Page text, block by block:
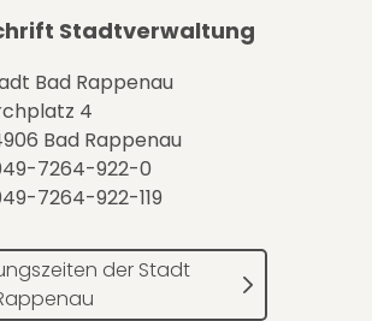
Stadtverwaltung
Bad Rappenau
4
Bad Rappenau
7264-922-0
7264-922-119
der Stadt